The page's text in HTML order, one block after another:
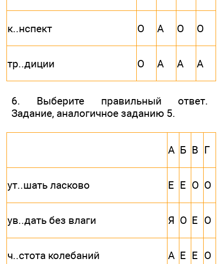
к..нспект О А О О
тр..диции О А А А
6. Выберите правильный ответ.
Задание, аналогичное заданию 5.
А Б В Г
ут..шать ласково Е Е О О
ув..дать без влаги Я О Е О
ч..стота колебаний А Е Е О